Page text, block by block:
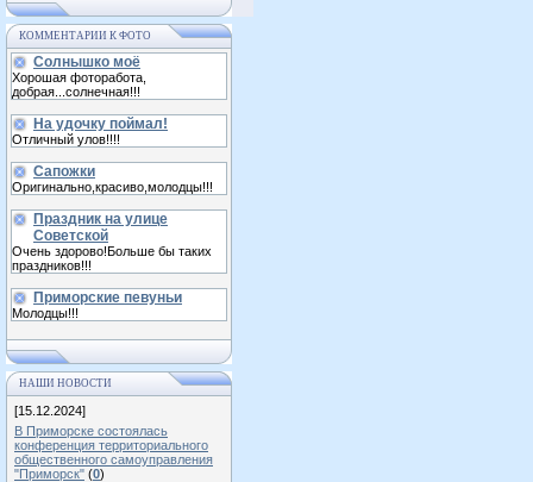
КОММЕНТАРИИ К ФОТО
Солнышко моё
Хорошая фоторабота,
добрая...солнечная!!!
На удочку поймал!
Отличный улов!!!!
Сапожки
Оригинально,красиво,молодцы!!!
Праздник на улице
Советской
Очень здорово!Больше бы таких
праздников!!!
Приморские певуньи
Молодцы!!!
НАШИ НОВОСТИ
[15.12.2024]
В Приморске состоялась
конференция территориального
общественного самоуправления
"Приморск" (0)